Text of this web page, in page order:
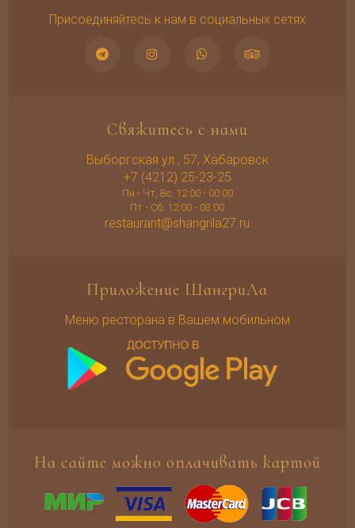
Присоединяйтесь к нам в социальных сетях
Свяжитесь с нами
Выборгская ул., 57, Хабаровск
+7 (4212) 25-23-25
Пн - Чт, Вс: 12:00 - 00:00
Пт - Сб: 12:00 - 03:00
restaurant@shangrila27.ru
Приложение ШангриЛа
Меню ресторана в Вашем мобильном
На сайте можно оплачивать картой